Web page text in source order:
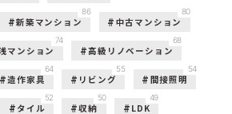
新築マンション
86
中古マンション
80
マンション
74
高級リノベーション
68
造作家具
64
リビング
55
間接照明
54
タイル
52
収納
50
LDK
49